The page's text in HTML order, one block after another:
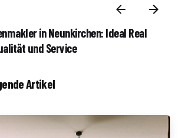
in Neunkirchen: Ideal Real
und Service
Artikel